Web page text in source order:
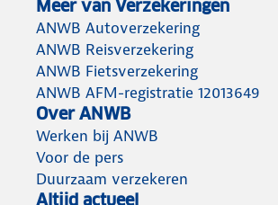
schadevrije
jaren.
Meer van Verzekeringen
ANWB Autoverzekering
ANWB Reisverzekering
ANWB Fietsverzekering
ANWB AFM-registratie 12013649
Over ANWB
Werken bij ANWB
Voor de pers
Duurzaam verzekeren
Altijd actueel